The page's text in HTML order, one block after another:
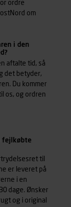
ordre
om
i den
aftalte tid, så
det betyder,
Du kommer
os, og ordren
fejlkøbte
til
er leveret på
i en
dage. Ønsker
og i original